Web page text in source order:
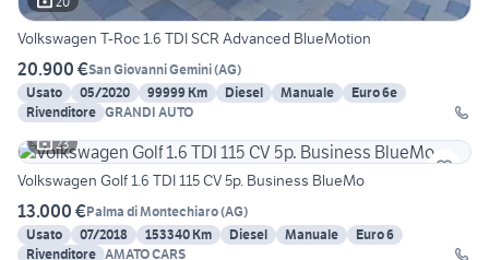
Volkswagen T-Roc 1.6 TDI SCR Advanced BlueMotion
20.900 €San Giovanni Gemini(AG)
Usato
05/2020 99999 Km Diesel Manuale
Euro 6e
Rivenditore GRANDI AUTO
23
Volkswagen Golf 1.6 TDI 115 CV 5p. Business BlueMo
13.000 €Palma di Montechiaro(AG)
Usato
07/2018 153340 Km Diesel Manuale
Euro 6
Rivenditore AMATO CARS